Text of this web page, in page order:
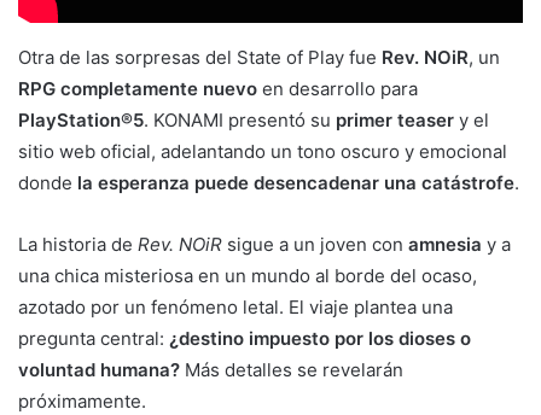
Otra de las sorpresas del State of Play fue Rev. NOiR, un
RPG completamente nuevo en desarrollo para
PlayStation®5. KONAMI presentó su primer teaser y el
sitio web oficial, adelantando un tono oscuro y emocional
donde la esperanza puede desencadenar una catástrofe.
La historia de Rev. NOiR sigue a un joven con amnesia y a
una chica misteriosa en un mundo al borde del ocaso,
azotado por un fenómeno letal. El viaje plantea una
pregunta central: ¿destino impuesto por los dioses o
voluntad humana? Más detalles se revelarán
próximamente.